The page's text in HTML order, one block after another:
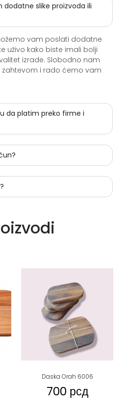
slike proizvoda ili
vam poslati dodatne
uživo kako biste imali bolji
izrade. Slobodno nam
zahtevom i rado ćemo vam
da platim preko firme i
Daska Orah 6006
700 рсд